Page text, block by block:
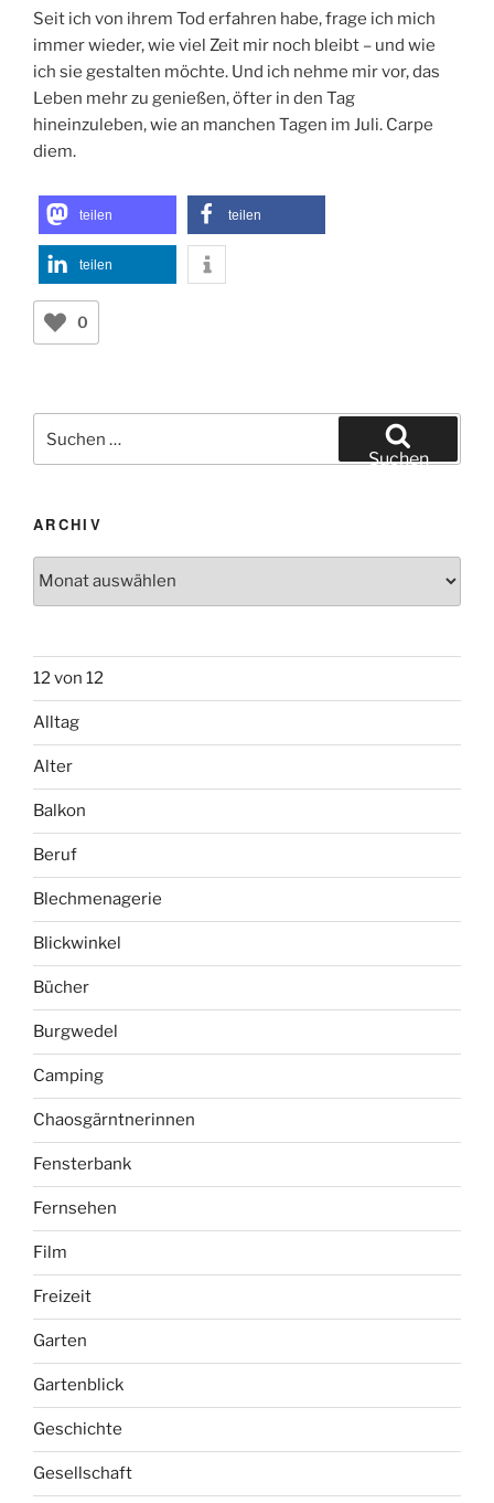
Seit ich von ihrem Tod erfahren habe, frage ich mich
immer wieder, wie viel Zeit mir noch bleibt – und wie
ich sie gestalten möchte. Und ich nehme mir vor, das
Leben mehr zu genießen, öfter in den Tag
hineinzuleben, wie an manchen Tagen im Juli. Carpe
diem.
teilen teilen
teilen
0
nach:
Suchen
ARCHIV
Archiv
12 von 12
Alltag
Alter
Balkon
Beruf
Blechmenagerie
Blickwinkel
Bücher
Burgwedel
Camping
Chaosgärntnerinnen
Fensterbank
Fernsehen
Film
Freizeit
Garten
Gartenblick
Geschichte
Gesellschaft